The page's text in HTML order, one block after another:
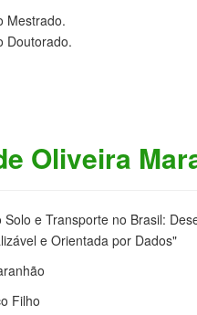
Mestrado.
Doutorado.
Oliveira
e Transporte no Brasil:
e Orientada por Dados"
Filho